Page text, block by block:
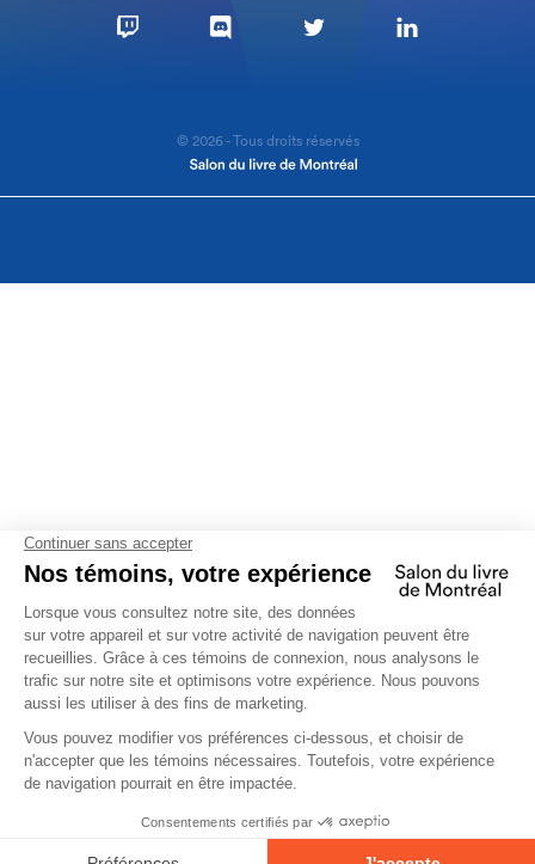
© 2026 - Tous droits réservés